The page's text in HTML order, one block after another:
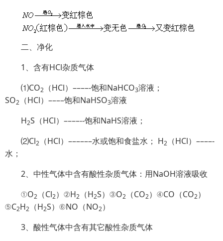
二、净化
1、含有HCl杂质气体
⑴CO2 （HCl）––––-饱和NaHCO3溶液；
SO2 （HCl）––––饱和NaHSO­3溶液
H2S（HCl）––––--饱和NaHS溶液；
⑵Cl2 （HCl）––––––水或饱和食盐水； H2 （HCl）––––-
水；
2、中性气体中含有酸性杂质气体：用NaOH溶液吸收
①O2 （Cl2）②H2 （H2S）③O2 （CO2）④CO（CO2）
⑤C2H2 （H2S）⑥NO（NO2）
3、酸性气体中含有其它酸性杂质气体